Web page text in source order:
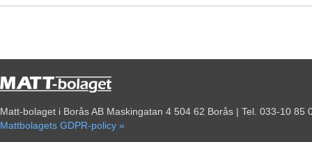
Matt-bolaget i Borås AB Maskingatan 4 504 62 Borås | Tel. 033-10
Mattbolagets GDPR-policy »